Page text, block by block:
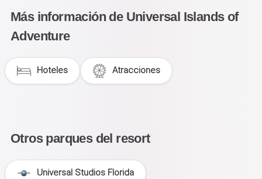
Más información de Universal Islands of
Adventure
Hoteles Atracciones
Otros parques del resort
Universal Studios Florida